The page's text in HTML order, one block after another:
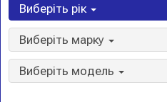
Виберіть рік
Виберіть марку
Виберіть модель